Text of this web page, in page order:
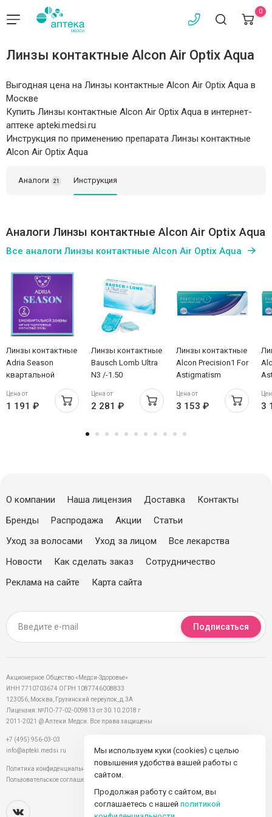
0
Линзы контактные Alcon Air Optix Aqua
Выгодная цена на Линзы контактные Alcon Air Optix Aqua в
Москве
Купить Линзы контактные Alcon Air Optix Aqua в интернет-
аптеке apteki.medsi.ru
Инструкция по применению препарата Линзы контактные
Alcon Air Optix Aqua
Аналоги 21 Инструкция
Аналоги Линзы контактные Alcon Air Optix Aqua
Все аналоги Линзы контактные Alcon Air Optix Aqua
Линзы контактные
Adria Season
квартальной
замены 8,6/14,0
/-4,50/ N2
Цена от
1 191 ₽
Линзы контактные
Bausch Lomb Ultra
N3 /-1.50
Цена от
2 281 ₽
Линзы контактные
Alcon Precision1 For
Astigmatism
/-1,25/180/ 8,5/14,5
/-5,00/ N30
Цена от
3 153 ₽
/-
/-
3
О компании Наша лицензия Доставка
Контакты
Бренды
Распродажа Акции
Статьи
Уход за волосами
Уход за лицом
Все лекарства
Новости
Как сделать заказ
Сотрудничество
Реклама на сайте
Карта сайта
Подписаться
Акционерное Общество «Медси-Здоровье»
ИНН 7710703674 ОГРН 1087746008833
123056, Москва, Грузинский переулок, д.3А
Лицензия: №ЛО-77-02-009813 от 30.10.2018 г
2011-2021 @ Аптеки.Медси. Все права защищены
+7 (495) 956-03-03
info@apteki.medsi.ru
Политика конфиденциальности
Пользовательское соглашение
Мы используем куки (cookies) с целью
повышения удобства вашей работы с
сайтом.
Продолжая работу с сайтом, вы
соглашаетесь с нашей политикой